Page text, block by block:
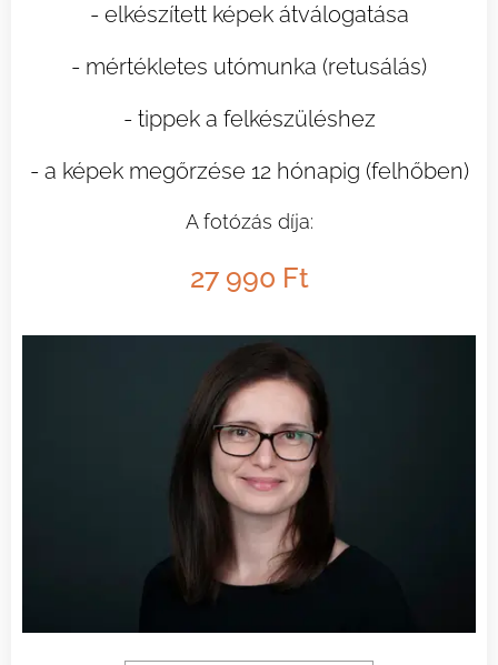
- elkészített képek átválogatása
- mértékletes utómunka (retusálás)
- tippek a felkészüléshez
- a képek megőrzése 12 hónapig (felhőben)
A fotózás díja:
27 990 Ft